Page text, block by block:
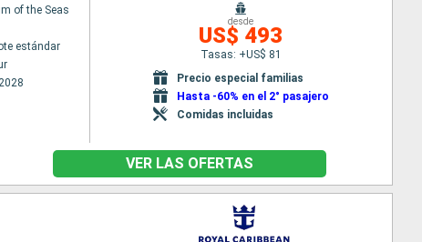
of the Seas
estándar
desde
US$ 493
Tasas: +US$ 81
Precio especial familias
Hasta -60% en el 2° pasajero
Comidas incluidas
VER LAS OFERTAS